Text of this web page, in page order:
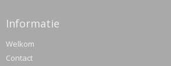
Informatie
Welkom
Contact